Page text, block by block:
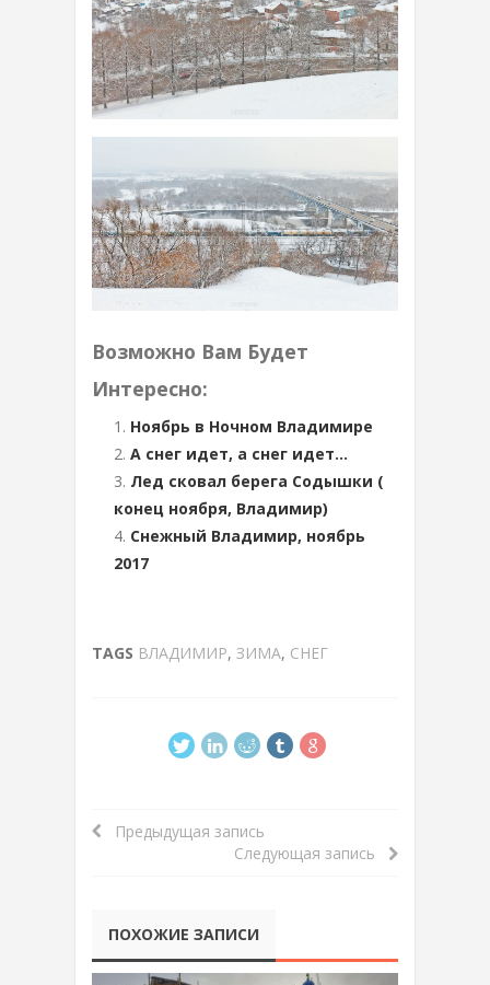
Возможно Вам Будет
Интересно:
Ноябрь в Ночном Владимире
А снег идет, а снег идет…
Лед сковал берега Содышки (
конец ноября, Владимир)
Снежный Владимир, ноябрь
2017
TAGS ВЛАДИМИР, ЗИМА, СНЕГ
Предыдущая запись
Следующая запись
ПОХОЖИЕ ЗАПИСИ